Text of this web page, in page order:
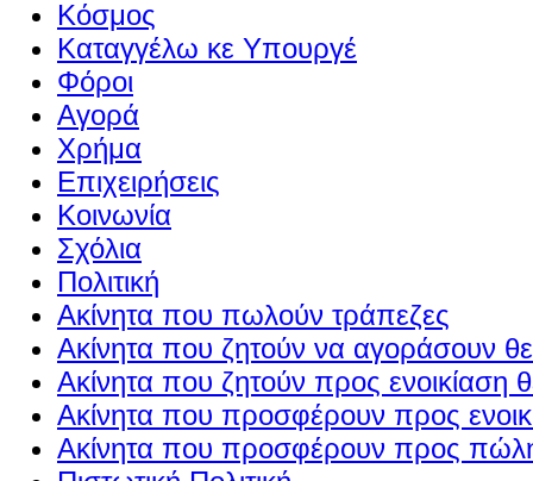
Κόσμος
Καταγγέλω κε Υπουργέ
Φόροι
Αγορά
Χρήμα
Επιχειρήσεις
Κοινωνία
Σχόλια
Πολιτική
Ακίνητα που πωλούν τράπεζες
Ακίνητα που ζητούν να αγοράσουν
Ακίνητα που ζητούν προς ενοικίαση
Ακίνητα που προσφέρουν προς
Ακίνητα που προσφέρουν προς